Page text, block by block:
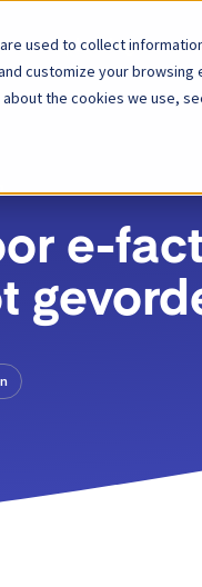
used to collect
customize your
the cookies we use,
Oplossingen
e-